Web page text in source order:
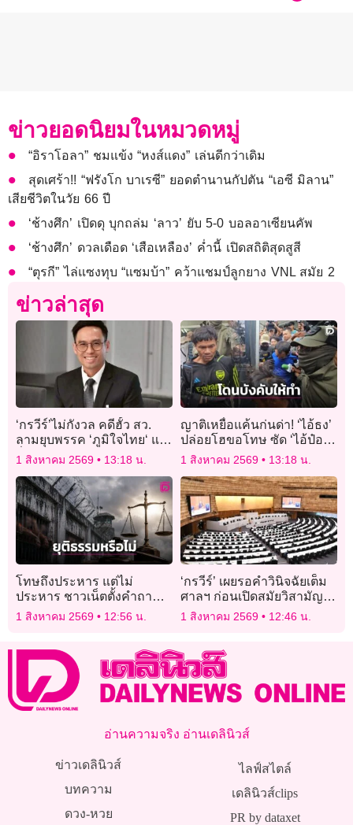
ข่าวยอดนิยมในหมวดหมู่
“อิราโอลา” ชมแข้ง “หงส์แดง” เล่นดีกว่าเดิม
สุดเศร้า!! “ฟรังโก บาเรซี” ยอดตำนานกัปตัน “เอซี มิลาน”
เสียชีวิตในวัย 66 ปี
‘ช้างศึก’ เปิดดุ บุกถล่ม ‘ลาว’ ยับ 5-0 บอลอาเซียนคัพ
‘ช้างศึก’ ดวลเดือด ‘เสือเหลือง’ ค่ำนี้ เปิดสถิติสุดสูสี
“ตุรกี” ไล่แซงทุบ “แซมบ้า” คว้าแชมป์ลูกยาง VNL สมัย 2
ข่าวล่าสุด
‘กรวีร์’ไม่กังวล คดีฮั้ว สว.
ลามยุบพรรค ‘ภูมิใจไทย‘ แค่
ปั่นกระแสกดดัน กกต.
1 สิงหาคม 2569 13:18 น.
ญาติเหยื่อแค้นก่นด่า! ‘ไอ้ธง’
ปล่อยโฮขอโทษ ซัด ‘ไอ้ป๋อง’
บังคับให้ทำ
1 สิงหาคม 2569 13:18 น.
โทษถึงประหาร แต่ไม่
ประหาร ชาวเน็ตตั้งคำถาม
‘ยุติธรรมแล้วหรือไม่?’
1 สิงหาคม 2569 12:56 น.
‘กรวีร์’ เผยรอคำวินิจฉัยเต็ม
ศาลฯ ก่อนเปิดสมัยวิสามัญ
ถก พ.ร.ก.กู้เงิน 4 แสนล้าน
1 สิงหาคม 2569 12:46 น.
อ่านความจริง อ่านเดลินิวส์
ข่าวเดลินิวส์
บทความ
ดวง-หวย
ไลฟ์สไตล์
เดลินิวส์clips
PR by dataxet